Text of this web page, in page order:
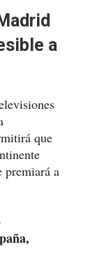
a
que
premiará a